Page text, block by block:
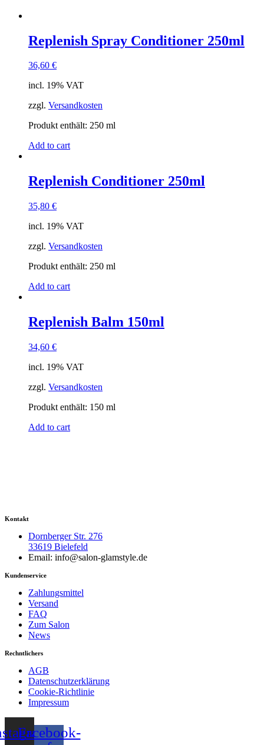
Replenish Spray Conditioner 250ml
36,60 €
incl. 19% VAT
zzgl. Versandkosten
Produkt enthält: 250 ml
Add to cart
Replenish Conditioner 250ml
35,80 €
incl. 19% VAT
zzgl. Versandkosten
Produkt enthält: 250 ml
Add to cart
Replenish Balm 150ml
34,60 €
incl. 19% VAT
zzgl. Versandkosten
Produkt enthält: 150 ml
Add to cart
Kontakt
Dornberger Str. 276
33619 Bielefeld
Email: info@salon-glamstyle.de
Kundenservice
Zahlungsmittel
Versand
FAQ
Zum Salon
News
Rechntlichers
AGB
Datenschutzerklärung
Cookie-Richtlinie
Impressum
Facebook-